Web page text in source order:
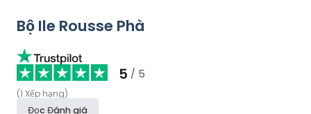
Bộ Ile Rousse Phà
5 / 5
(1 Xếp hạng)
Đọc Đánh giá